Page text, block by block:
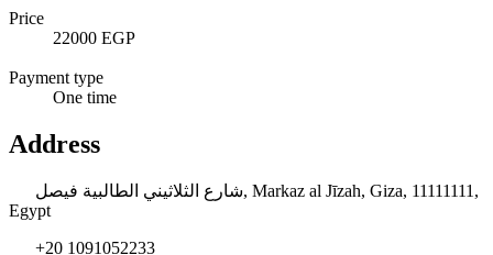
Price
22000 EGP
Payment type
One time
Address
Egypt
+20 1091052233